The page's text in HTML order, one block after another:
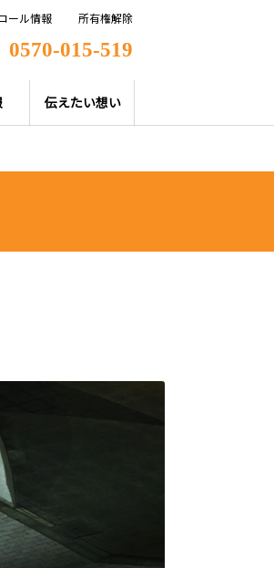
0570-015-519
伝えたい想い
ール情報 所有権解除